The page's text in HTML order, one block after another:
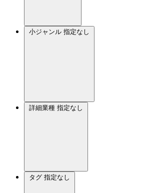
小ジャンル 指定なし
詳細業種 指定なし
タグ 指定なし